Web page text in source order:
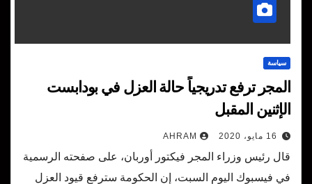
سياسة
المجر ترفع تدريجياً حالة العزل في بودابست
الإثنين المقبل
16 مايو، 2020 AHRAM
قال رئيس وزراء المجر فيكتور أوربان، على صفحته الرسمية
في فيسبوك اليوم السبت، إن الحكومة سترفع قيود العزل